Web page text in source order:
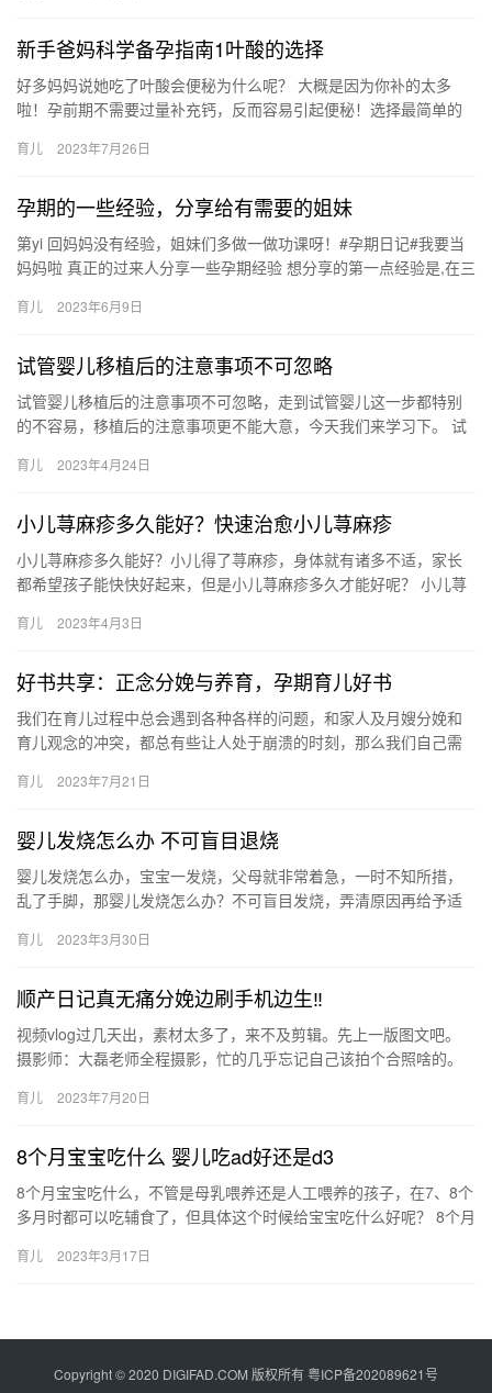
新手爸妈科学备孕指南1叶酸的选择
好多妈妈说她吃了叶酸会便秘为什么呢？ 大概是因为你补的太多
啦！孕前期不需要过量补充钙，反而容易引起便秘！选择最简单的
秘…
育儿 2023年7月26日
孕期的一些经验，分享给有需要的姐妹
第yi 回妈妈没有经验，姐妹们多做一做功课呀！#孕期日记#我要当
妈妈啦 真正的过来人分享一些孕期经验 想分享的第一点经验是,在三
育儿 2023年6月9日
试管婴儿移植后的注意事项不可忽略
试管婴儿移植后的注意事项不可忽略，走到试管婴儿这一步都特别
的不容易，移植后的注意事项更不能大意，今天我们来学习下。 试
路…
育儿 2023年4月24日
小儿荨麻疹多久能好？快速治愈小儿荨麻疹
小儿荨麻疹多久能好？小儿得了荨麻疹，身体就有诸多不适，家长
都希望孩子能快快好起来，但是小儿荨麻疹多久才能好呢？ 小儿荨
快…
育儿 2023年4月3日
好书共享：正念分娩与养育，孕期育儿好书
我们在育儿过程中总会遇到各种各样的问题，和家人及月嫂分娩和
育儿观念的冲突，都总有些让人处于崩溃的时刻，那么我们自己需
各种…
育儿 2023年7月21日
婴儿发烧怎么办 不可盲目退烧
婴儿发烧怎么办，宝宝一发烧，父母就非常着急，一时不知所措，
乱了手脚，那婴儿发烧怎么办？不可盲目发烧，弄清原因再给予适
吃…
育儿 2023年3月30日
顺产日记真无痛分娩边刷手机边生‼
视频vlog过几天出，素材太多了，来不及剪辑。先上一版图文吧。
摄影师：大磊老师全程摄影，忙的几乎忘记自己该拍个合照啥的。
育儿 2023年7月20日
8个月宝宝吃什么 婴儿吃ad好还是d3
8个月宝宝吃什么，不管是母乳喂养还是人工喂养的孩子，在7、8个
多月时都可以吃辅食了，但具体这个时候给宝宝吃什么好呢？ 8个月
育儿 2023年3月17日
Copyright © 2020 DIGIFAD.COM 版权所有粤ICP备202089621号